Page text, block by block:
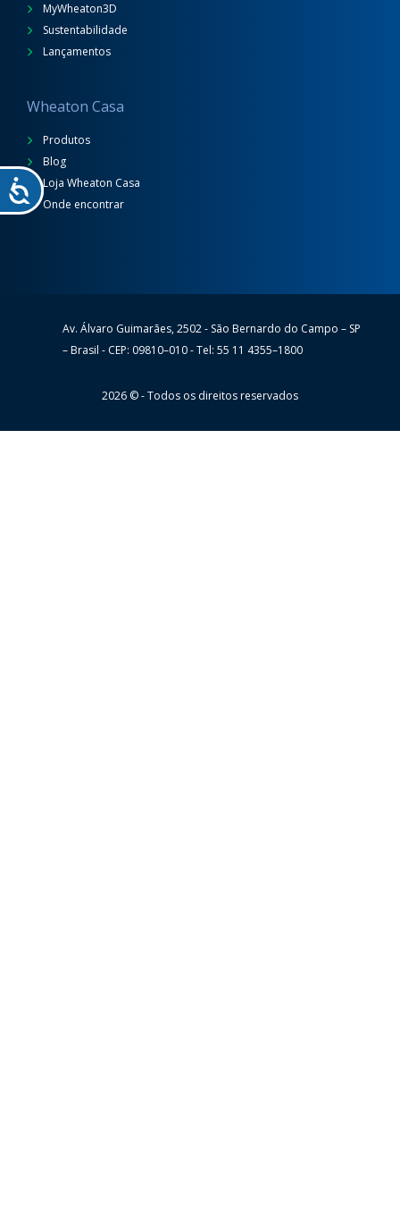
MyWheaton3D
Sustentabilidade
Lançamentos
Wheaton Casa
Produtos
Blog
Loja Wheaton Casa
Onde encontrar
WheatonAv. Álvaro Guimarães, 2502 - São Bernardo do Campo – SP
– Brasil - CEP: 09810–010 - Tel: 55 11 4355–1800
2026 © - Todos os direitos reservados